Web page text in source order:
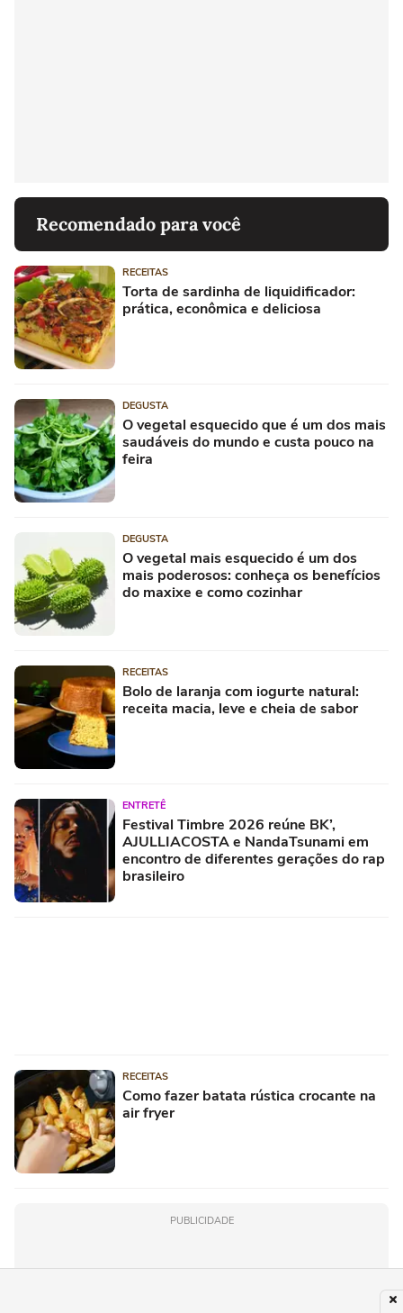
Recomendado para você
RECEITAS
Torta de sardinha de liquidificador:
prática, econômica e deliciosa
DEGUSTA
O vegetal esquecido que é um dos mais
saudáveis do mundo e custa pouco na
feira
DEGUSTA
O vegetal mais esquecido é um dos
mais poderosos: conheça os benefícios
do maxixe e como cozinhar
RECEITAS
Bolo de laranja com iogurte natural:
receita macia, leve e cheia de sabor
ENTRETÊ
Festival Timbre 2026 reúne BK’,
AJULLIACOSTA e NandaTsunami em
encontro de diferentes gerações do rap
brasileiro
RECEITAS
Como fazer batata rústica crocante na
air fryer
PUBLICIDADE